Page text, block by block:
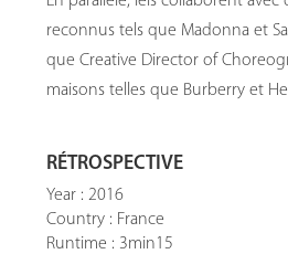
reconnus tels que Madonna et
que Creative Director of
maisons telles que Burberry et
RÉTROSPECTIVE
Year : 2016
Country : France
Runtime : 3min15